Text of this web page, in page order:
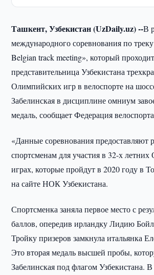
Ташкент, Узбекистан (UzDaily.uz) --В
международного соревнования по
Belgian track meeting», который
представительница Узбекистана
Олимпийских игр в велоспорте на
Забелинская в дисциплине омниум
медаль, сообщает Федерация
«Данные соревнования предоставляют
спортсменам для участия в 32-х
играх, которые пройдут в 2020 году в
на сайте НОК Узбекистана.
Спортсменка заняла первое место с
баллов, опередив ирландку Лидию
Тройку призеров замкнула итальянка
Это вторая медаль высшей пробы,
Забелинская под флагом Узбекистана. В